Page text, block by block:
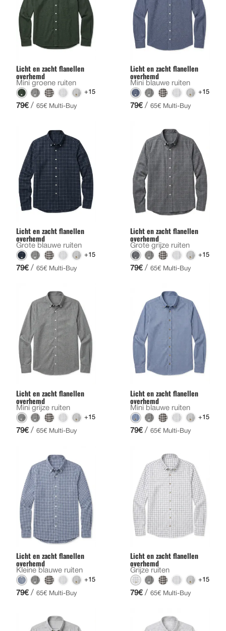
Licht en zacht flanellen
overhemd
Mini groene ruiten
+15
79€ / 65€ Multi-Buy
Licht en zacht flanellen
overhemd
Mini blauwe ruiten
+15
79€ / 65€ Multi-Buy
Licht en zacht flanellen
overhemd
Grote blauwe ruiten
+15
79€ / 65€ Multi-Buy
Licht en zacht flanellen
overhemd
Grote grijze ruiten
+15
79€ / 65€ Multi-Buy
Licht en zacht flanellen
overhemd
Mini grijze ruiten
+15
79€ / 65€ Multi-Buy
Licht en zacht flanellen
overhemd
Mini blauwe ruiten
+15
79€ / 65€ Multi-Buy
Licht en zacht flanellen
overhemd
Kleine blauwe ruiten
+15
79€ / 65€ Multi-Buy
Licht en zacht flanellen
overhemd
Grijze ruiten
+15
79€ / 65€ Multi-Buy